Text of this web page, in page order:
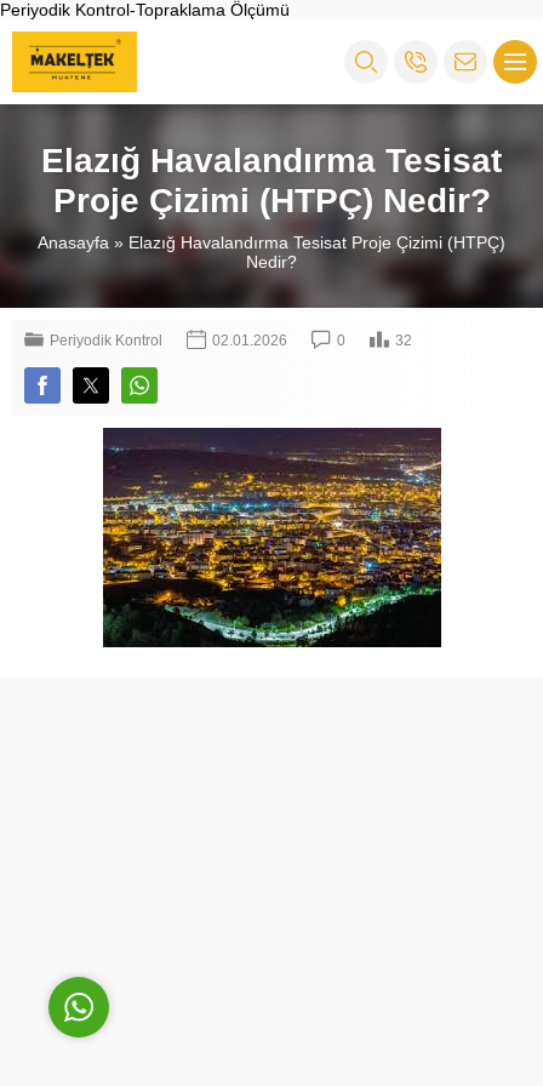
Periyodik Kontrol-Topraklama Ölçümü
Elazığ Havalandırma Tesisat
Proje Çizimi (HTPÇ) Nedir?
Anasayfa » Elazığ Havalandırma Tesisat Proje Çizimi (HTPÇ)
Nedir?
Periyodik Kontrol 02.01.2026 0 32